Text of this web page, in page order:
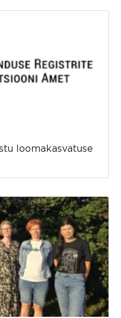
loomakasvatuse